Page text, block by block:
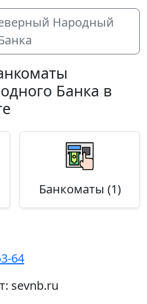
Народный
Банка в
Банкоматы (1)
64
sevnb.ru